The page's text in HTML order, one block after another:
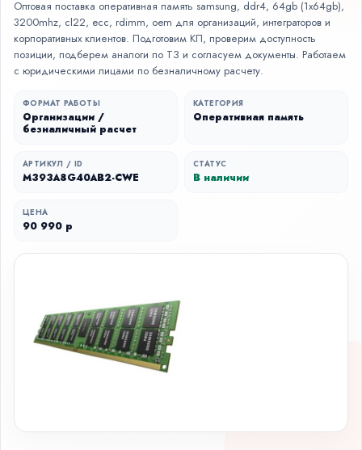
Оптовая поставка оперативная память samsung, ddr4, 64gb (1x64gb),
3200mhz, cl22, ecc, rdimm, oem для организаций, интеграторов и
корпоративных клиентов. Подготовим КП, проверим доступность
позиции, подберем аналоги по ТЗ и согласуем документы. Работаем
с юридическими лицами по безналичному расчету.
ФОРМАТ РАБОТЫ
Организации /
безналичный расчет
КАТЕГОРИЯ
Оперативная память
АРТИКУЛ / ID
M393A8G40AB2-CWE
СТАТУС
В наличии
ЦЕНА
90 990 р